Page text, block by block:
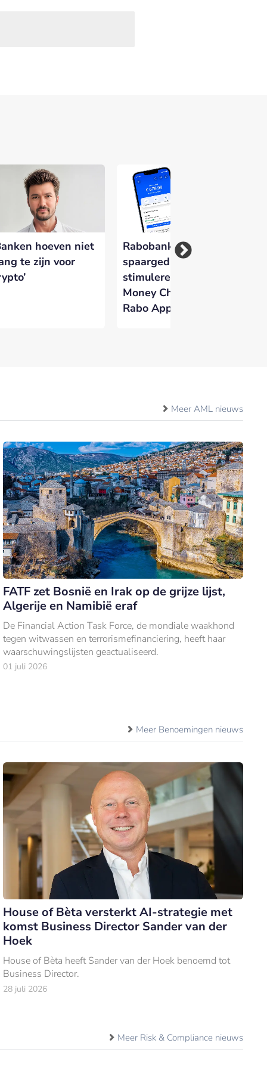
hoeven niet
te zijn voor
Rabobank wil
spaargedrag
stimuleren met
Money Challenges in
Rabo App
Meer AML nieuws
FATF zet Bosnië en Irak op de grijze lijst,
Algerije en Namibië eraf
De Financial Action Task Force, de mondiale waakhond
tegen witwassen en terrorismefinanciering, heeft haar
waarschuwingslijsten geactualiseerd.
01 juli 2026
Meer Benoemingen nieuws
House of Bèta versterkt AI-strategie met
komst Business Director Sander van der
Hoek
House of Bèta heeft Sander van der Hoek benoemd tot
Business Director.
28 juli 2026
Meer Risk & Compliance nieuws